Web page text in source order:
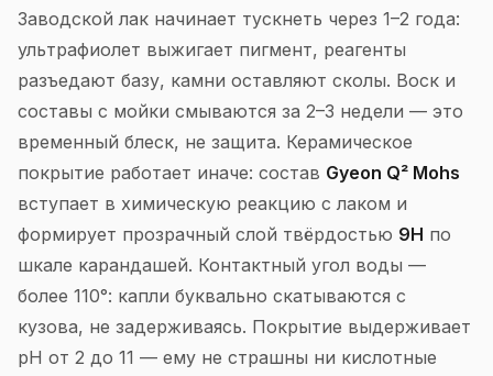
Заводской лак начинает тускнеть через 1–2 года:
ультрафиолет выжигает пигмент, реагенты
разъедают базу, камни оставляют сколы. Воск и
составы с мойки смываются за 2–3 недели — это
временный блеск, не защита. Керамическое
покрытие работает иначе: состав Gyeon Q² Mohs
вступает в химическую реакцию с лаком и
формирует прозрачный слой твёрдостью 9H по
шкале карандашей. Контактный угол воды —
более 110°: капли буквально скатываются с
кузова, не задерживаясь. Покрытие выдерживает
pH от 2 до 11 — ему не страшны ни кислотные